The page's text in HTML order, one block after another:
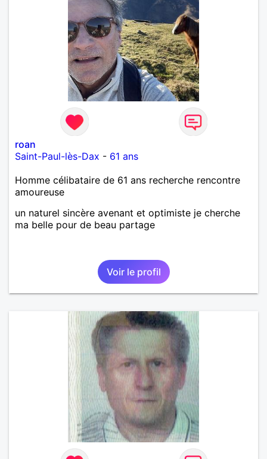
roan
Saint-Paul-lès-Dax - 61 ans
Homme célibataire de 61 ans recherche rencontre
amoureuse
un naturel sincère avenant et optimiste je cherche
ma belle pour de beau partage
Voir le profil